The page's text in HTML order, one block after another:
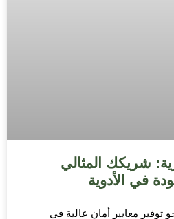
شريكك المثالي
في الأدوية
توفير معايير أمان عالية في